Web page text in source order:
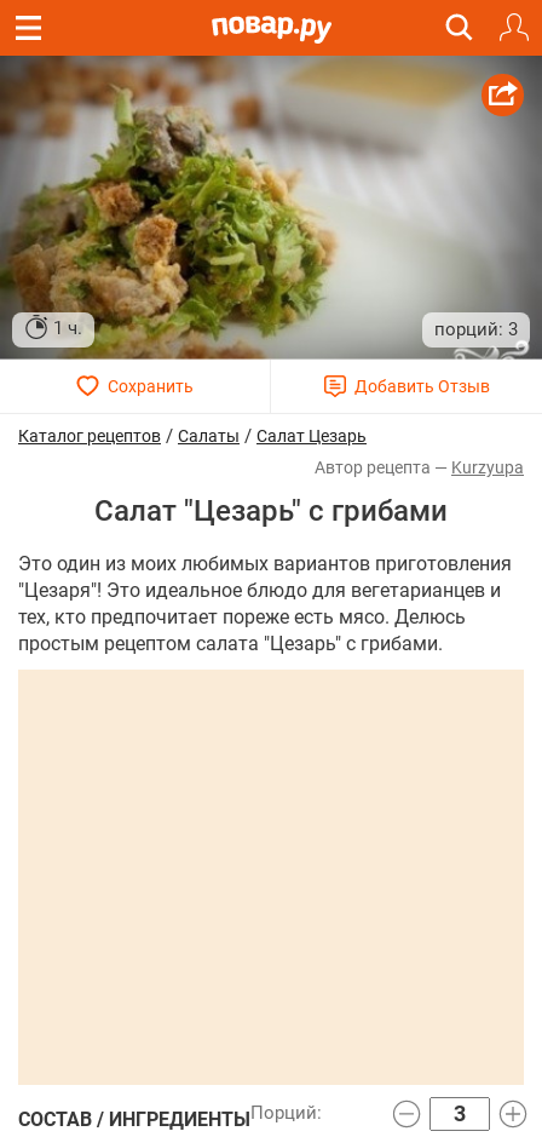
1 ч. 3
Каталог рецептов / Салаты / Салат Цезарь
Kurzyupa
Салат "Цезарь" с грибами
Это один из моих любимых вариантов приготовления
"Цезаря"! Это идеальное блюдо для вегетарианцев и
тех, кто предпочитает пореже есть мясо. Делюсь
простым рецептом салата "Цезарь" с грибами.
СОСТАВ / ИНГРЕДИЕНТЫ